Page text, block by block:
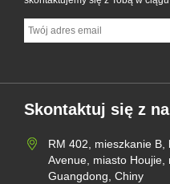
Skontaktuj się z
RM 402, mieszkanie
Avenue, miasto
Guangdong, Chiny